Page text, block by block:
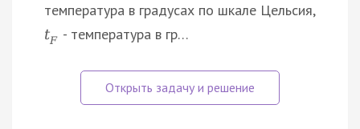
температура в градусах по шкале Цельсия,
tF - температура в гр…